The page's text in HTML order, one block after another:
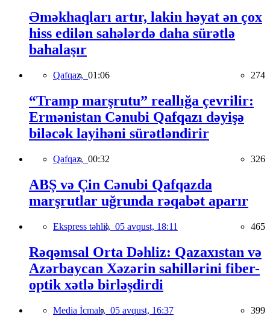
Əməkhaqları artır, lakin həyat ən çox
hiss edilən sahələrdə daha sürətlə
bahalaşır
Qafqaz, 01:06 274
“Tramp marşrutu” reallığa çevrilir:
Ermənistan Cənubi Qafqazı dəyişə
biləcək layihəni sürətləndirir
Qafqaz, 00:32 326
ABŞ və Çin Cənubi Qafqazda
marşrutlar uğrunda rəqabət aparır
Ekspress təhlil, 05 avqust, 18:11 465
Rəqəmsal Orta Dəhliz: Qazaxıstan və
Azərbaycan Xəzərin sahillərini fiber-
optik xətlə birləşdirdi
Media İcmalı, 05 avqust, 16:37 399